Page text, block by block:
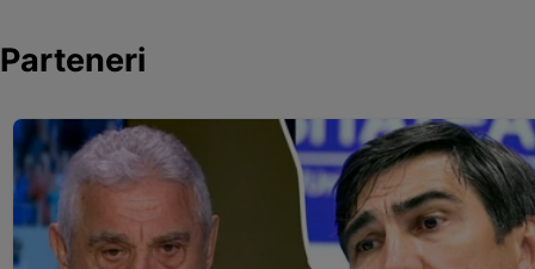
Parteneri